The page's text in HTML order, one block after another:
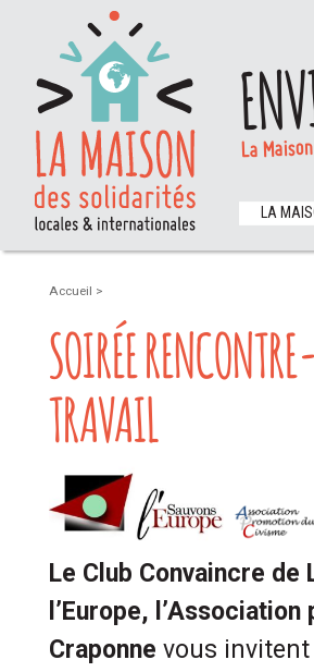
La
LA
Accueil >
SOIRÉE
TRAVAIL
Le Club Convaincre de
l’Europe,
Craponne vous